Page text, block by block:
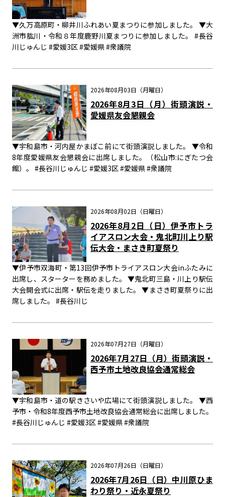
▼久万高原町・柳井川ふれあい夏まつりに参加しました。 ▼大
洲市肱川・令和８年度鹿野川夏まつりに参加しました。 #長谷
川じゅんじ #愛媛3区 #愛媛県 #衆議院
2026年08月03日（月曜日）
2026年8月3日（月）街頭演説・
愛媛県友会懇親会
▼宇和島市・河内屋かまぼこ前にて街頭演説しました。 ▼令和
8年度愛媛県友会懇親会に出席しました。（松山市:にぎたつ会
館）。 #長谷川じゅんじ #愛媛3区 #愛媛県 #衆議院
2026年08月02日（日曜日）
2026年8月2日（日）伊予市トラ
イアスロン大会・鬼北町川上り駅
伝大会・まさき町夏祭り
▼伊予市双海町・第13回伊予市トライアスロン大会inふたみに
出席し、スターターを務めました。 ▼鬼北町三島・川上り駅伝
大会開会式に出席・駅伝を走りました。 ▼まさき町夏祭りに出
席しました。 #長谷川じ
2026年07月27日（月曜日）
2026年7月27日（月）街頭演説・
西予市土地改良協会通常総会
▼宇和島市・道の駅きさいや広場にて街頭演説しました。 ▼西
予市・令和8年度西予市土地改良協会通常総会に出席しました。
#長谷川じゅんじ #愛媛3区 #愛媛県 #衆議院
2026年07月26日（日曜日）
2026年7月26日（日）中川原ひま
わり祭り・近永夏祭り